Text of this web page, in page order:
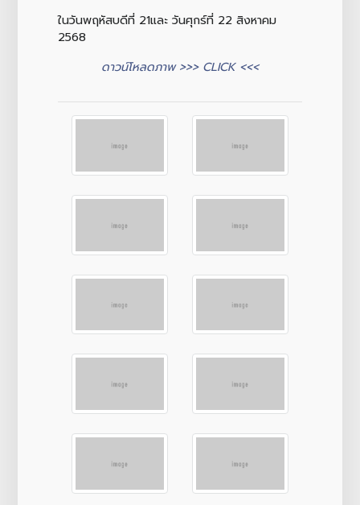
ในวันพฤหัสบดีที่ 21และ วันศุกร์ที่ 22 สิงหาคม
2568
ดาวน์โหลดภาพ >>> CLICK <<<